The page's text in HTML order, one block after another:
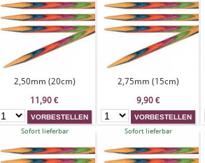
2,50mm (20cm)
11,90 €
2,75mm (15cm)
9,90 €
Sofort lieferbar Sofort lieferbar